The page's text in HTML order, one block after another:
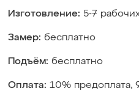
Изготовление: 5-7
Замер: бесплатно
Подъём: бесплатно
Оплата: 10% предоплата,